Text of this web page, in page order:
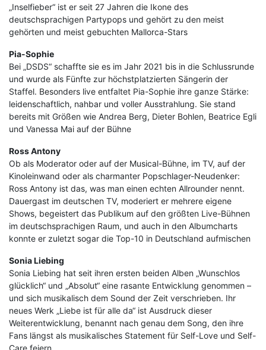
„Inselfieber“ ist er seit 27 Jahren die Ikone des
deutschsprachigen Partypops und gehört zu den meist
gehörten und meist gebuchten Mallorca-Stars
Pia-Sophie
Bei „DSDS“ schaffte sie es im Jahr 2021 bis in die Schlussrunde
und wurde als Fünfte zur höchstplatzierten Sängerin der
Staffel. Besonders live entfaltet Pia-Sophie ihre ganze Stärke:
leidenschaftlich, nahbar und voller Ausstrahlung. Sie stand
bereits mit Größen wie Andrea Berg, Dieter Bohlen, Beatrice Egli
und Vanessa Mai auf der Bühne
Ross Antony
Ob als Moderator oder auf der Musical-Bühne, im TV, auf der
Kinoleinwand oder als charmanter Popschlager-Neudenker:
Ross Antony ist das, was man einen echten Allrounder nennt.
Dauergast im deutschen TV, moderiert er mehrere eigene
Shows, begeistert das Publikum auf den größten Live-Bühnen
im deutschsprachigen Raum, und auch in den Albumcharts
konnte er zuletzt sogar die Top-10 in Deutschland aufmischen
Sonia Liebing
Sonia Liebing hat seit ihren ersten beiden Alben „Wunschlos
glücklich“ und „Absolut“ eine rasante Entwicklung genommen –
und sich musikalisch dem Sound der Zeit verschrieben. Ihr
neues Werk „Liebe ist für alle da“ ist Ausdruck dieser
Weiterentwicklung, benannt nach genau dem Song, den ihre
Fans längst als musikalisches Statement für Self-Love und Self-
Care feiern